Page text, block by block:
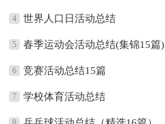
4 世界人口日活动总结
5 春季运动会活动总结(集锦15篇)
6 竞赛活动总结15篇
7 学校体育活动总结